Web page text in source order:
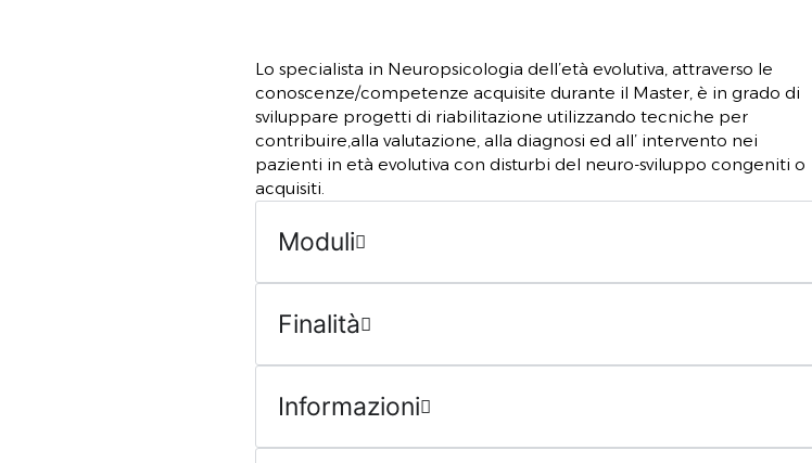
Lo specialista in Neuropsicologia dell’età evolutiva, attraverso le
conoscenze/competenze acquisite durante il Master, è in grado di
sviluppare progetti di riabilitazione utilizzando tecniche per
contribuire,alla valutazione, alla diagnosi ed all’ intervento nei
pazienti in età evolutiva con disturbi del neuro-sviluppo congeniti o
acquisiti.
Moduli
Finalità
Informazioni